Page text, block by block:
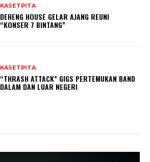
KASETPITA
DEHENG HOUSE GELAR AJANG REUNI
“KONSER 7 BINTANG”
KASETPITA
“THRASH ATTACK” GIGS PERTEMUKAN BAND
DALAM DAN LUAR NEGERI